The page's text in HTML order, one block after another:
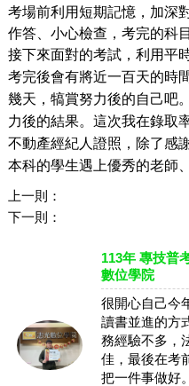
考場前利用短期記憶，加深
作答、小心檢查，考完的科
接下來面對的考試，利用平
考完後會有將近一百天的時
幾天，犒賞努力後的自己吧
力後的結果。這次我在錄取
不動產經紀人證照，除了感
本科的學生遇上優秀的老師
上一則：
下一則：
113年 專技普
數位學院
很開心自己今
讀書並進的方
務經驗不多，
佳，最後在考
把一件事做好